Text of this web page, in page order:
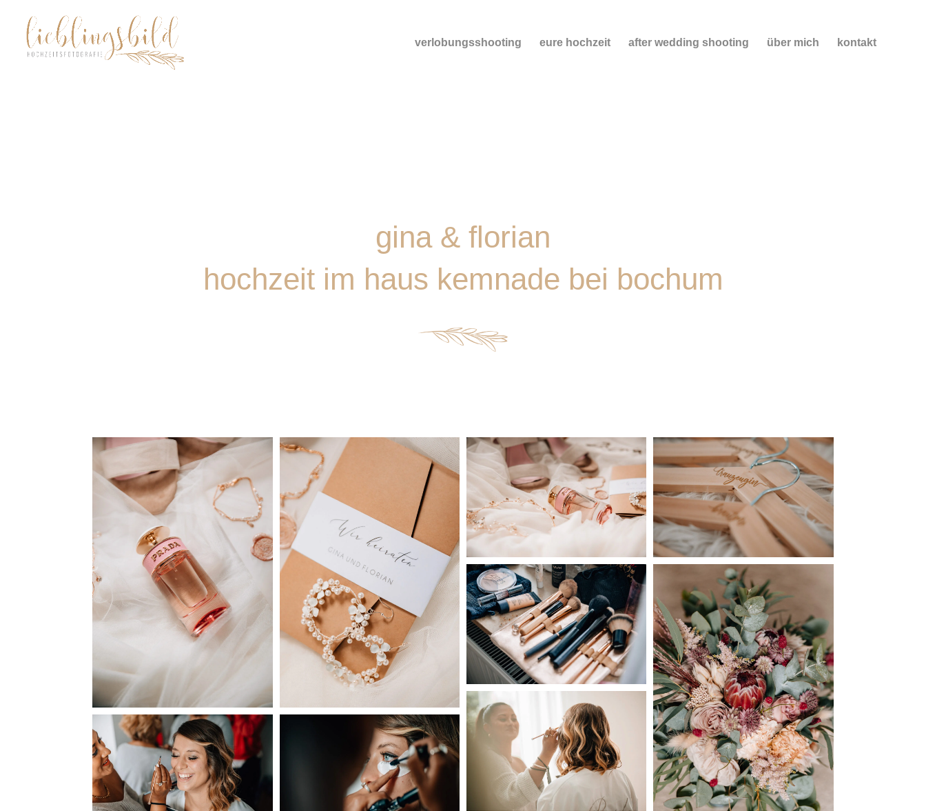
verlobungsshooting eure hochzeit after wedding shooting über mich kontakt
gina & florian
hochzeit im haus kemnade bei bochum